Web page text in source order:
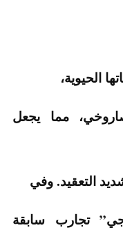
الحيوية،
مما يجعل
التعقيد. وفي
تجارب سابقة